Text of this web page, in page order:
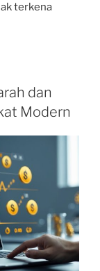
terkena
dan
Modern